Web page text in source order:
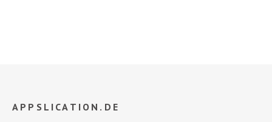
APPSLICATION.DE